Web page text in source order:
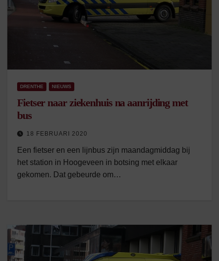
DRENTHE NIEUWS
Fietser naar ziekenhuis na aanrijding met
bus
18 FEBRUARI 2020
Een fietser en een lijnbus zijn maandagmiddag bij
het station in Hoogeveen in botsing met elkaar
gekomen. Dat gebeurde om…